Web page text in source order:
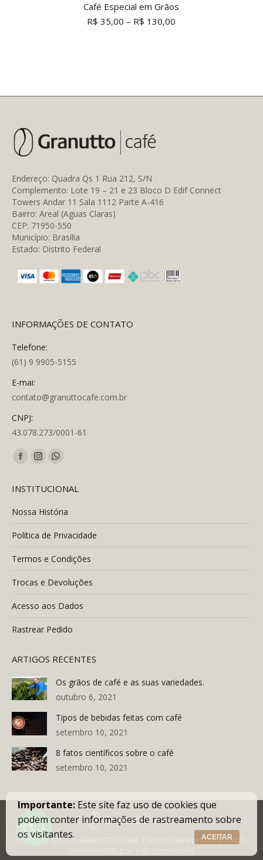
Café Especial em Grãos
R$ 35,00 – R$ 130,00
variantes.
ser
página
do
produto
Endereço: Quadra Qs 1 Rua 212, S/N
Complemento: Lote 19 – 21 e 23 Bloco D Edif Connect
Towers Andar 11 Sala 1112 Parte A-416
Bairro: Areal (Aguas Claras)
CEP: 71950-550
Município: Brasília
Estado: Distrito Federal
INFORMAÇÕES DE CONTATO
Telefone:
(61) 9 9905-5155
E-mai:
contato@granuttocafe.com.br
CNPJ:
43.078.273/0001-61
Encontre-nos em:
Facebook
opens
in
window
Instagram
opens
in
window
Whatsapp
opens
in
window
INSTITUCIONAL
Nossa História
Política de Privacidade
Termos e Condições
Trocas e Devoluções
Acesso aos Dados
Rastrear Pedido
ARTIGOS RECENTES
Os grãos de café e as suas variedades.
outubro 6, 2021
Tipos de bebidas feitas com café
setembro 10, 2021
8 fatos científicos sobre o café
setembro 10, 2021
Copyright © 2021. GRANUTTO CAFÉ. Todos os direitos reservados.
Importante: Este site faz uso de cookies que
podem conter informações de rastreamento sobre
os visitantes.
ACEITAR